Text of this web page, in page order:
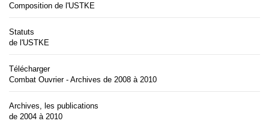
Composition de l'USTKE
Statuts
de l'USTKE
Télécharger
Combat Ouvrier - Archives de 2008 à 2010
Archives, les publications
de 2004 à 2010